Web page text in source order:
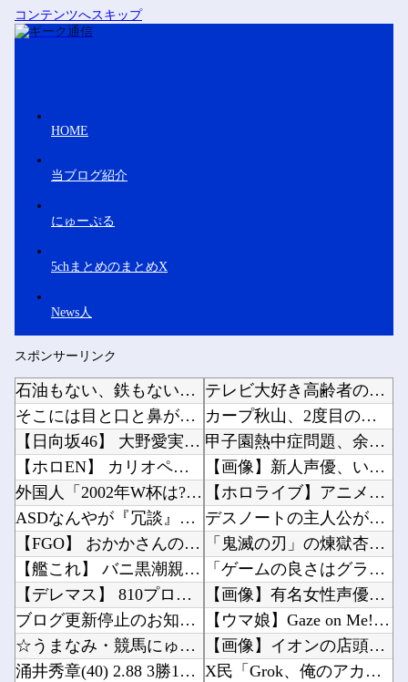
コンテンツへスキップ
HOME
当ブログ紹介
にゅーぷる
5chまとめのまとめX
News人
スポンサーリンク
石油もない、鉄もない、国土の7割は山…それでも日本が世界屈指の経済大国になれた「勤勉さ」以...
そこには目と口と鼻があった。これはキメラですか？ → 謎の生物はこちらです…
【日向坂46】 大野愛実、暴露される...
【ホロEN】 カリオペ、劇場版『メイドインアビス』第一部の主題歌を担当！『アニソン歌手とし...
外国人「2002年W杯は?」韓国サッカーに衝撃的不祥事！W杯予選でレフリーへの性的接待発覚...
ASDなんやが『冗談』とか『社交辞令』がマジでわからなくて怖い
【FGO】 おかかさんのジャージ式イラスト！！ 赤いジャージが似合ってます！
【艦これ】 バニ黒潮親潮 他
【デレマス】 810プロエアコン騒動【ぷちかれシリーズ】
ブログ更新停止のお知らせ
☆うまなみ・競馬にゅーす速報 終了のお知らせ
涌井秀章(40) 2.88 3勝1敗 4QS K/BB10.00
テレビ大好き高齢者の｢テレビ離れ｣が始まった…他
カープ秋山、2度目の海外FA権取得！｢それくらいの年齢までやってこられた｣他
甲子園熱中症問題、余ってる地方球場で夜試合するだけで解決ｗｗｗｗｗｗｗｗｗｗｗｗｗｗｗｗｗ...
【画像】新人声優、いきなりドエッチｗｗｗｗｗｗｗｗｗ他
【ホロライブ】アニメ「メイドインアビス」主題歌決定！「Chain of the Abyss...
デスノートの主人公がお前らだった時にありがちなことｗｗｗｗｗ他
「鬼滅の刃」の煉獄杏寿郎さんって、すぐに退場したのに何で人気あるの？？他
「ゲームの良さはグラフィックじゃない！」とか言ってる奴ってグラセフ6やりたくないの？他
【画像】有名女性声優「私はね、ハゲてる人が好きなの」他
【ウマ娘】Gaze on Me! の導入部分は薄暗くてピンクなエッ●っぽい雰囲気だから何で...
【画像】イオンの店頭に貼られた『ポケカの販売案内』が強気すぎると話題にｗｗｗｗ他
X民「Grok、俺のアカウントで一番気持ち悪いポストを教えて」→超火力の回答に完全敗北する...